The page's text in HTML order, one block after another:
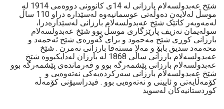
شێخ عەبدولسەلام بارزانی لە 14ی کانوونی دووەمی 1914 لە
موسڵ لەلایەن دەوڵەتی عوسمانیەوە لەسێدارە دراو 110 ساڵ
لەمەوبەر کاتێک شێخ عەبدولسەلام بارزانی لەسێدارەدرا،
سولەیمان نەزیف پارێزگاری موسڵ بوو شێخ عەبدولسەلام
بارزانی کوڕی شێخ مەحمود و برای گەورەی شێخ ئەحمەد و
محەمەد سدیق بابۆ و مەلا مستەفا بارزانی نەمرن . شێخ
عەبدولسەلام بارزانی ساڵی 1868 لە بارزان لەدایکبووە شێخ
عەبدولسەلام بارزانی پێشمەرگە بوو و فەرماندەی پێشمەرگە بوو
شێخ عەبدولسەلام بارزانی سەرکردەیەکی نەتەوەیی و
کۆمەڵایەتی و ئایینی و نەتەوەیی بوو . فیدراسیۆنی كۆمەڵە
کوردستانیەکان لەسوید